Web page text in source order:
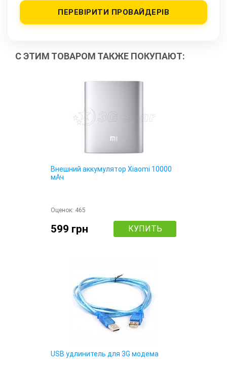
ПЕРЕВІРИТИ ПРОВАЙДЕРІВ
С ЭТИМ ТОВАРОМ ТАКЖЕ ПОКУПАЮТ:
Внешний аккумулятор Xiaomi 10000
мАч
Оценок: 465
599 грн КУПИТЬ
USB удлинитель для 3G модема